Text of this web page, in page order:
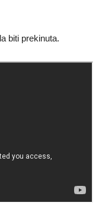
biti prekinuta.